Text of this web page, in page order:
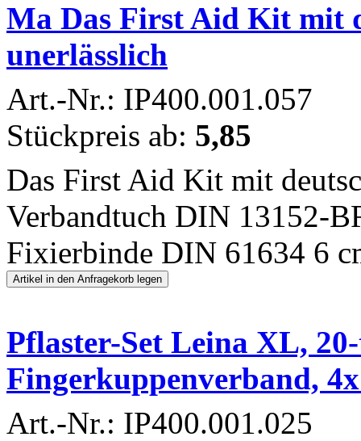
Ma Das First Aid Kit mit
unerlässlich
Art.-Nr.: IP400.001.057
Stückpreis ab: 5,85
Das First Aid Kit mit
Verbandtuch DIN 13152-
Fixierbinde DIN 61634 6
Pflaster-Set Leina XL,
Fingerkuppenverband,
Art.-Nr.: IP400.001.025